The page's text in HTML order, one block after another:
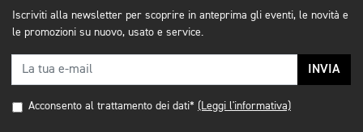
Iscriviti alla newsletter per scoprire in anteprima gli eventi, le novità e
le promozioni su nuovo, usato e service.
INVIA
Acconsento al trattamento dei dati* (Leggi l'informativa)